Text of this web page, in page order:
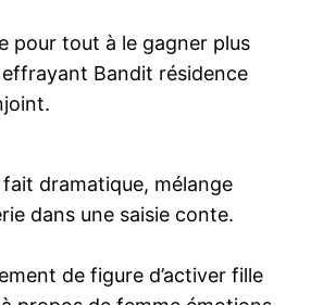
pour tout à le gagner plus
Bandit résidence
dramatique, mélange
dans une saisie conte.
de figure d’activer fille